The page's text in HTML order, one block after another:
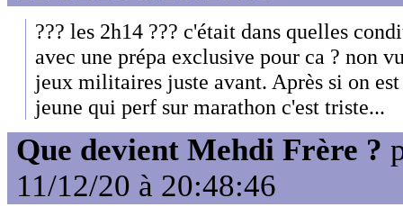
??? les 2h14 ??? c'était dans quelles
avec une prépa exclusive pour ca ? non
jeux militaires juste avant. Après si on
jeune qui perf sur marathon c'est triste...
Que devient Mehdi Frère ?
11/12/20 à 20:48:46